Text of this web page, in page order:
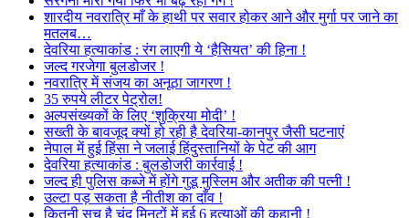
शारदीय नवरात्रि माँ के हाथी पर सवार होकर आने और मुर्गा पर जाने का
मतलब…
देवरिया हत्याकांड : रंग लाएगी ये ‘हैसियत’ की हिना !
जल्द गरजेगा बुलडोजर !
नवरात्रि में संजय का अनूठा जागरण !
35 रुपये लीटर पेट्रोल!
अल्पसंख्यकों के लिए ‘शुक्रिया मोदी’ !
सख्ती के बावजूद क्यों हो रही है देवरिया-कानपुर जैसी घटनाएं
नेपाल में हुई हिंसा ने जलाई हिंदुस्तानियों के पेट की आग
देवरिया हत्याकांड : बुलडोजरी कार्रवाई !
जल्द ही पुलिस कब्जे में होंगे गुडू मुस्लिम और अतीक की पत्नी !
उल्टा पड़ सकता है नीतीश का दाँव !
कितनी सच है चंद मिनटों में हुई 6 हत्याओं की कहानी !